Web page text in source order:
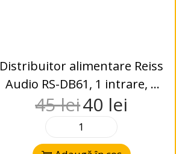
Distribuitor alimentare Reiss
Audio RS-DB61, 1 intrare, 2
iesiri
45lei40 lei